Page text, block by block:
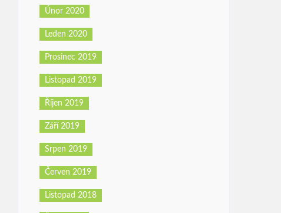
Únor 2020
Leden 2020
Prosinec 2019
Listopad 2019
Říjen 2019
Září 2019
Srpen 2019
Červen 2019
Listopad 2018